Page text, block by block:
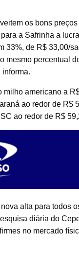
os bons
a Safrinha a
33%, de R$ 33,00/
mesmo percentual
informa.
americano a
ao redor de R$
ao redor de R$
alta para todos
diária do
no mercado